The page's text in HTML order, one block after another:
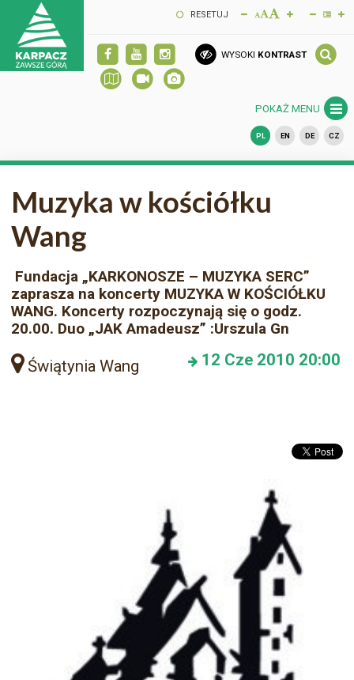
RESETUJ
WYSOKI KONTRAST
POKAŻ MENU
PL EN DE CZ
Muzyka w kościółku
Wang
Fundacja „KARKONOSZE – MUZYKA SERC”
zaprasza na koncerty MUZYKA W KOŚCIÓŁKU
WANG. Koncerty rozpoczynają się o godz.
20.00. Duo „JAK Amadeusz” :Urszula Gn
Świątynia Wang 12 Cze 2010 20:00